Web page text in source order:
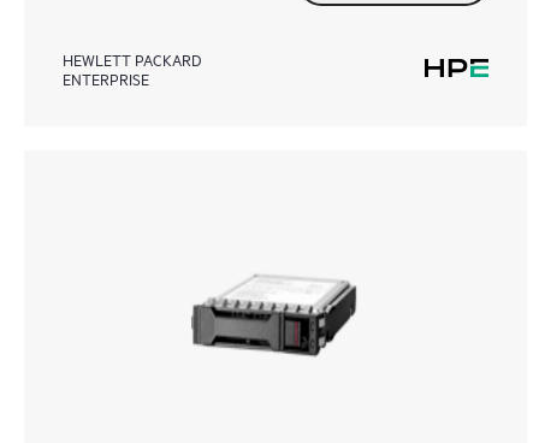
HEWLETT PACKARD
ENTERPRISE